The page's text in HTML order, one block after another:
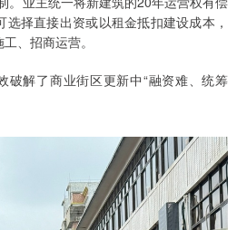
择直接出资或以租金抵扣建设成本，
、招商运营。
破解了商业街区更新中“融资难、统筹